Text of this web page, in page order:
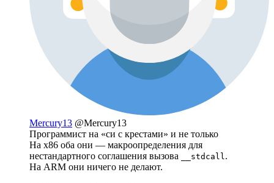
Mercury13 @Mercury13
Программист на «си с крестами» и не только
На x86 оба они — макроопределения для
нестандартного соглашения вызова
__stdcall.
На ARM они ничего не делают.